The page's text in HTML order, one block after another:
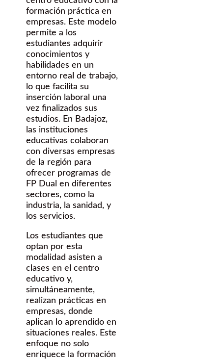
formación práctica en
empresas. Este modelo
permite a los
estudiantes adquirir
conocimientos y
habilidades en un
entorno real de trabajo,
lo que facilita su
inserción laboral una
vez finalizados sus
estudios. En Badajoz,
las instituciones
educativas colaboran
con diversas empresas
de la región para
ofrecer programas de
FP Dual en diferentes
sectores, como la
industria, la sanidad, y
los servicios.
Los estudiantes que
optan por esta
modalidad asisten a
clases en el centro
educativo y,
simultáneamente,
realizan prácticas en
empresas, donde
aplican lo aprendido en
situaciones reales. Este
enfoque no solo
enriquece la formación